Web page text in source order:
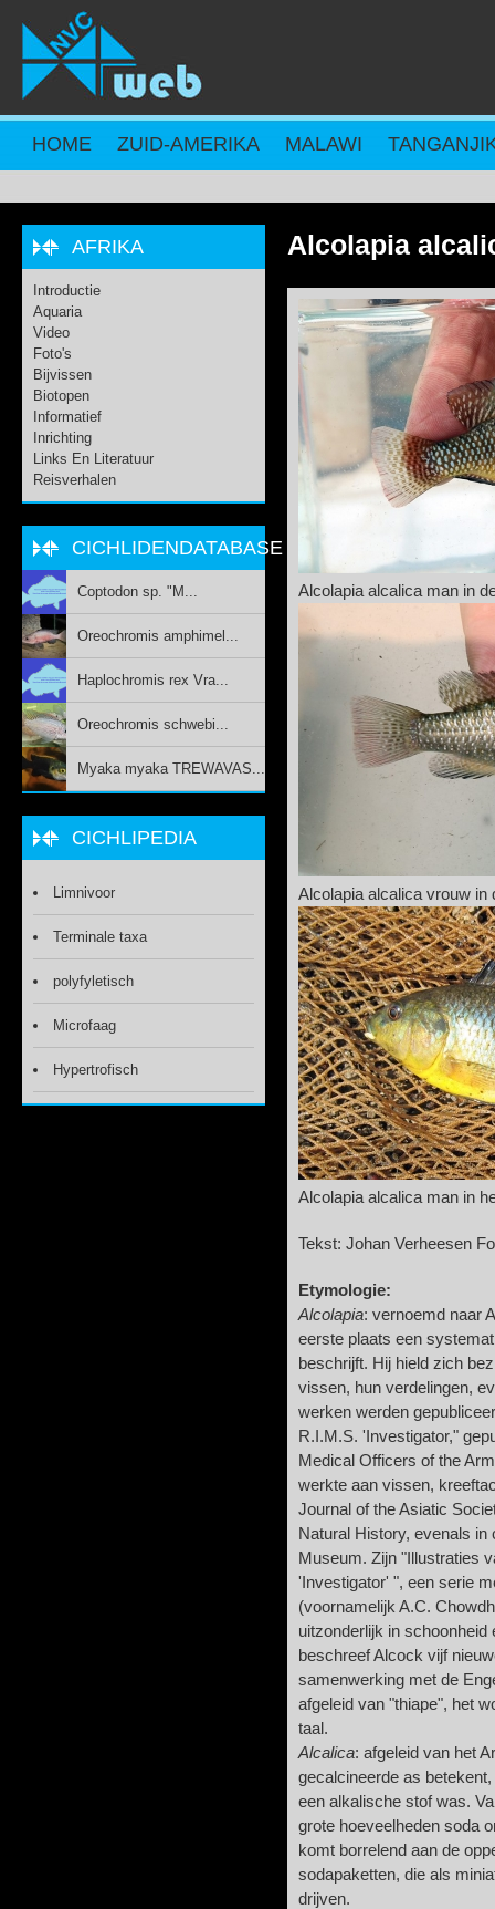
Overslaan en naar de inhoud gaan
HOME ZUID-AMERIKA MALAWI
Alcolapia
Alcolapia alcalica man in
Alcolapia alcalica vrouw
Alcolapia alcalica man in
Tekst: Johan Verheesen
Etymologie:
Alcolapia: vernoemd naar
eerste plaats een
beschrijft. Hij hield zich
vissen, hun verdelingen,
werken werden
R.I.M.S. 'Investigator,"
Medical Officers of the
werkte aan vissen,
Journal of the Asiatic
Natural History, evenals in
Museum. Zijn "Illustraties
'Investigator' ", een serie
(voornamelijk A.C.
uitzonderlijk in schoonheid
beschreef Alcock vijf
samenwerking met de
afgeleid van "thiape", het
taal.
Alcalica: afgeleid van het
gecalcineerde as
een alkalische stof was.
grote hoeveelheden soda
komt borrelend aan de
sodapaketten, die als
drijven.
AFRIKA
Introductie
Aquaria
Video
Foto's
Bijvissen
Biotopen
Informatief
Inrichting
Links En Literatuur
Reisverhalen
CICHLIDENDATABASE
Coptodon sp. "M...
Oreochromis amphimel...
Haplochromis rex Vra...
Oreochromis schwebi...
Myaka myaka TREWAVAS...
CICHLIPEDIA
Limnivoor
Terminale taxa
polyfyletisch
Microfaag
Hypertrofisch